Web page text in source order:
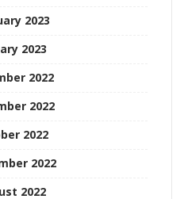
2023
2023
2022
2022
2022
2022
2022